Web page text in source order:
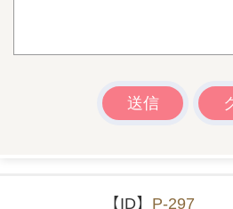
【ID】 P-297